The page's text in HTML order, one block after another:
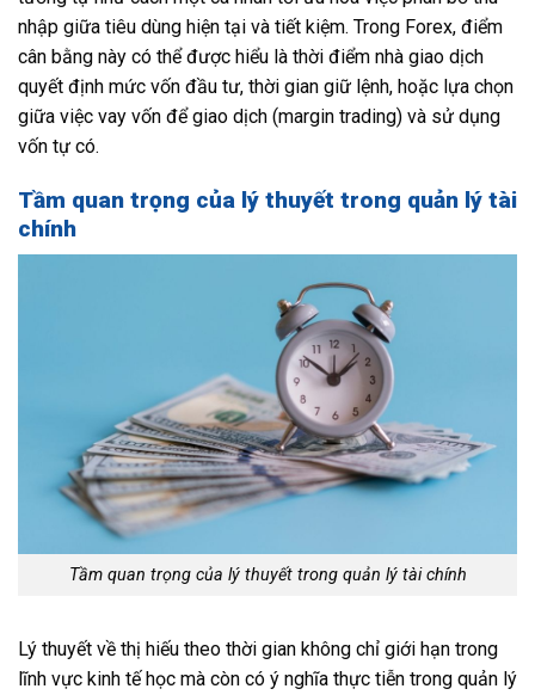
nhập giữa tiêu dùng hiện tại và tiết kiệm. Trong Forex, điểm
cân bằng này có thể được hiểu là thời điểm nhà giao dịch
quyết định mức vốn đầu tư, thời gian giữ lệnh, hoặc lựa chọn
giữa việc vay vốn để giao dịch (margin trading) và sử dụng
vốn tự có.
Tầm quan trọng của lý thuyết trong quản lý tài
chính
Tầm quan trọng của lý thuyết trong quản lý tài chính
Lý thuyết về thị hiếu theo thời gian không chỉ giới hạn trong
lĩnh vực kinh tế học mà còn có ý nghĩa thực tiễn trong quản lý